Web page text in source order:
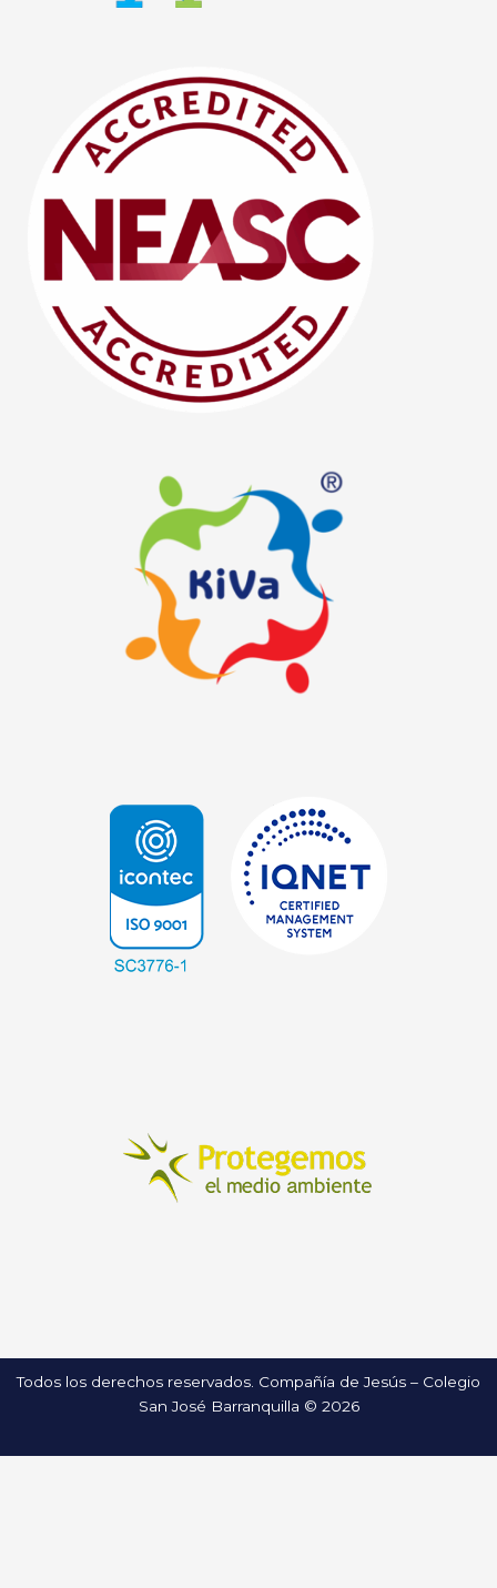
Todos los derechos reservados. Compañía de Jesús – Colegio
San José Barranquilla © 2026